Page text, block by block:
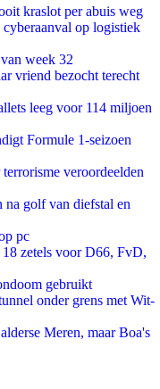
kraslot per abuis weg
op logistiek
week 32
vriend bezocht terecht
leeg voor 114 miljoen
Formule 1-seizoen
veroordeelden
golf van diefstal en
pc
zetels voor D66, FvD,
gebruikt
onder grens met Wit-
Meren, maar Boa's